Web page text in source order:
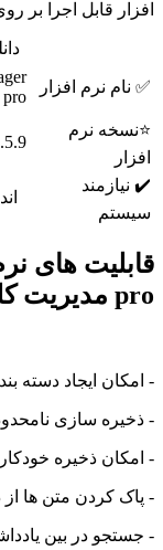
اجرا بر روی اندروید 4.4 می
نرم افزار
Manager
pro
نرم
2.5.9
ایجاد دسته بندی
سازی نامحدود
ذخیره خودکار
متن ها از دسته
در بین یادداشت ها